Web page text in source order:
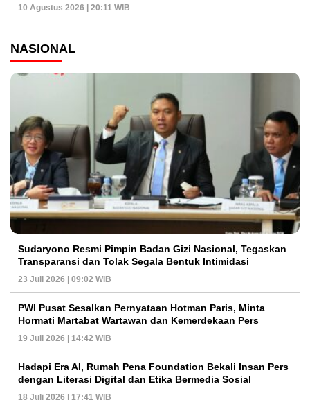
10 Agustus 2026 | 20:11 WIB
NASIONAL
Sudaryono Resmi Pimpin Badan Gizi Nasional, Tegaskan
Transparansi dan Tolak Segala Bentuk Intimidasi
23 Juli 2026 | 09:02 WIB
PWI Pusat Sesalkan Pernyataan Hotman Paris, Minta
Hormati Martabat Wartawan dan Kemerdekaan Pers
19 Juli 2026 | 14:42 WIB
Hadapi Era AI, Rumah Pena Foundation Bekali Insan Pers
dengan Literasi Digital dan Etika Bermedia Sosial
18 Juli 2026 | 17:41 WIB